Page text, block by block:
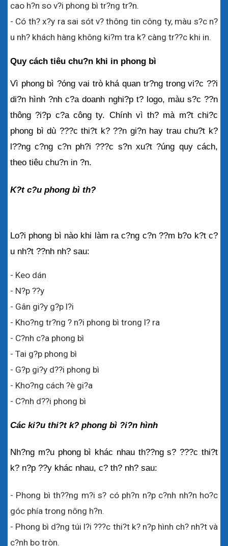
cao h?n so v?i phong bì tr?ng tr?n.
- Có th? x?y ra sai sót v? thông tin công ty, màu s?c n?
u nh? khách hàng không ki?m tra k? càng tr??c khi in.
Quy cách tiêu chu?n khi in phong bì
Vì phong bì ?óng vai trò khá quan tr?ng trong vi?c ??i
di?n hình ?nh c?a doanh nghi?p t? logo, màu s?c ??n
thông ?i?p c?a công ty. Chính vì th? mà m?t chi?c
phong bì dù ???c thi?t k? ??n gi?n hay trau chu?t k?
l??ng c?ng c?n ph?i ???c s?n xu?t ?úng quy cách,
theo tiêu chu?n in ?n.
K?t c?u phong bì th?
Lo?i phong bì nào khi làm ra c?ng c?n ??m b?o k?t c?
u nh?t ??nh nh? sau:
- Keo dán
- N?p ??y
- Gân gi?y g?p l?i
- Kho?ng tr?ng ? n?i phong bì trong l? ra
- C?nh c?a phong bì
- Tai g?p phong bì
- G?p gi?y d??i phong bì
- Kho?ng cách ?è gi?a
- C?nh d??i phong bì
Các ki?u thi?t k? phong bì ?i?n hình
Nh?ng m?u phong bì khác nhau th??ng s? ???c thi?t
k? n?p ??y khác nhau, c? th? nh? sau:
- Phong bì th??ng m?i s? có ph?n n?p c?nh nh?n ho?c
góc phía trong nông h?n.
- Phong bì d?ng túi l?i ???c thi?t k? n?p hình ch? nh?t và
c?nh bo tròn.